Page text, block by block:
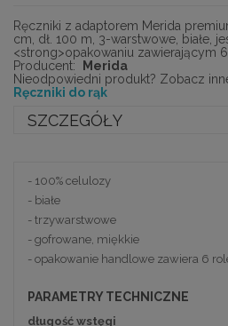
Ręczniki z adaptorem Merida
cm, dł. 100 m, 3-warstwowe, białe,
<strong>opakowaniu zawierającym
Producent:
Merida
Nieodpowiedni produkt? Zobacz
Ręczniki do rąk
SZCZEGÓŁY
- 100% celulozy
- białe
- trzywarstwowe
- gofrowane, miękkie
- opakowanie handlowe zawiera 6
PARAMETRY TECHNICZNE
długość wstęgi